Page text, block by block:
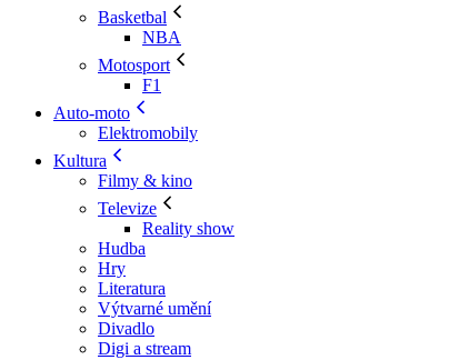
Basketbal
NBA
Motosport
F1
Auto-moto
Elektromobily
Kultura
Filmy & kino
Televize
Reality show
Hudba
Hry
Literatura
Výtvarné umění
Divadlo
Digi a stream